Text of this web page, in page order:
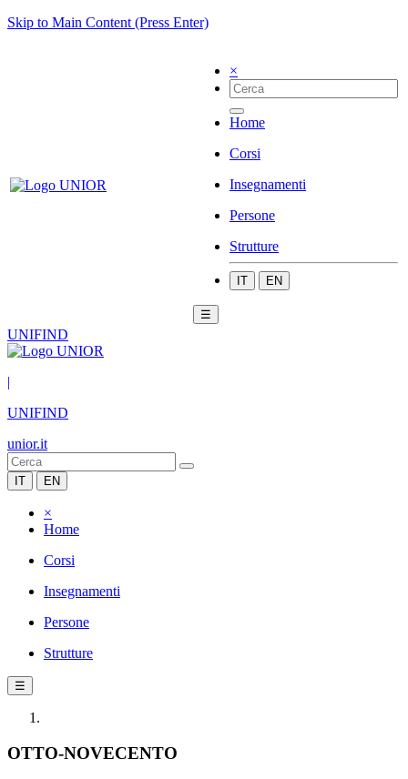
Skip to Main Content (Press Enter)
×
Home
Corsi
Insegnamenti
Persone
Strutture
IT EN
☰
UNIFIND
|
UNIFIND
unior.it
IT EN
×
Home
Corsi
Insegnamenti
Persone
Strutture
☰
OTTO-NOVECENTO